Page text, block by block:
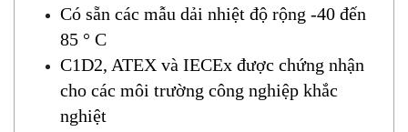
Có sẵn các mẫu dải nhiệt độ rộng -40 đến
85 ° C
C1D2, ATEX và IECEx được chứng nhận
cho các môi trường công nghiệp khắc
nghiệt